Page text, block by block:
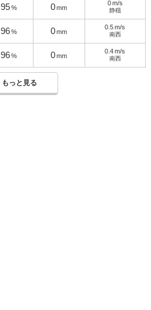
95 % 0 mm
0m/s
静穏
96 % 0 mm
0.5 m/s
南西
96 % 0 mm
0.4 m/s
南西
もっと見る